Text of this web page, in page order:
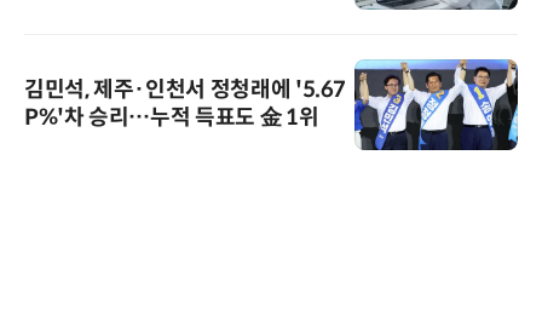
김민석, 제주·인천서 정청래에 '5.67
P%'차 승리…누적 득표도 金 1위